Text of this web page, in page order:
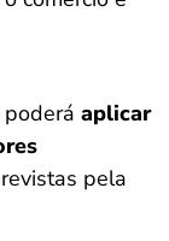
aplicar
pela